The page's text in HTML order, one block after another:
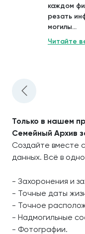
каждом
резать
могилы...
Читайте
Только в нашем
Семейный Архив
Создайте вместе
данных. Всё в
- Захоронения и
- Точные даты
- Точное
- Надмогильные
- Фотографии.